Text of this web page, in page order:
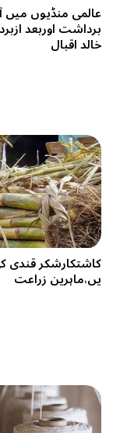
عالمی منڈیوں
برداشت اوربعد
خالد اقبال
کاشتکارشکر
یں،ماہرین زراعت